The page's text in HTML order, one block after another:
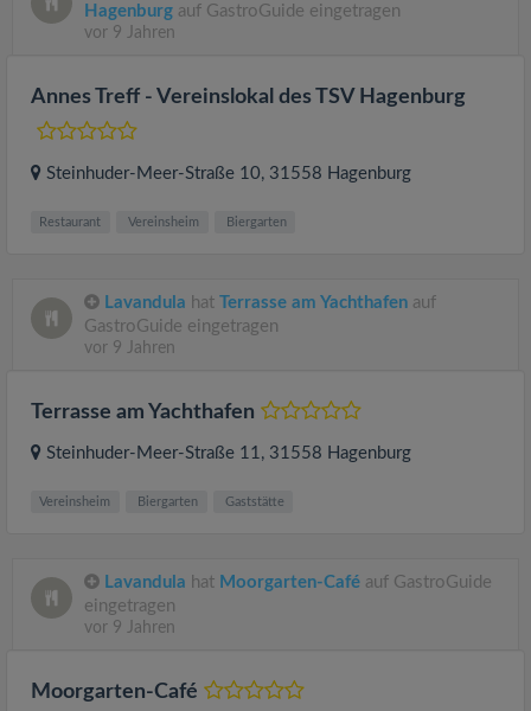
Hagenburg auf GastroGuide eingetragen
vor 9 Jahren
Annes Treff - Vereinslokal des TSV Hagenburg
Steinhuder-Meer-Straße 10, 31558 Hagenburg
Restaurant Vereinsheim Biergarten
Lavandula hat Terrasse am Yachthafen auf
GastroGuide eingetragen
vor 9 Jahren
Terrasse am Yachthafen
Steinhuder-Meer-Straße 11, 31558 Hagenburg
Vereinsheim Biergarten Gaststätte
Lavandula hat Moorgarten-Café auf GastroGuide
eingetragen
vor 9 Jahren
Moorgarten-Café